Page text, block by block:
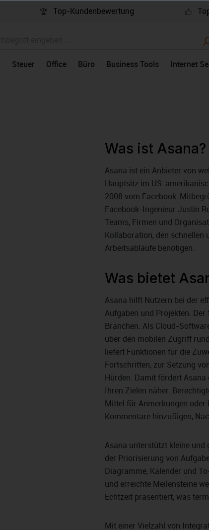
Top-Kundenbewertung
Steuer Office Büro Business Tools Internet
Was ist Asana?
Asana ist ein Anbieter von
Hauptsitz im US-
2008 vom Facebook-
Facebook-Ingenieur Justin
Teams, Firmen und
Kollaboration, den schnellen
Arbeitsabläufe benötigen.
Was bietet
Asana hilft Nutzern bei der
Aufgaben und Projekten.
Branchen. Als Cloud-
über den mobilen Zugriff
liefert Funktionen für die
Fortschritten, zur Setzung
Hürden. Damit fördert
Ihren Zielen näher.
Mittel für Anmerkungen oder
Kommentare hinzufügen,
Asana unterstützt kleine
der Priorisierung von
Diagramme, Kalender und
und erreichte Meilensteine
Echtzeit präsentiert, was
Mit einer Vielzahl von